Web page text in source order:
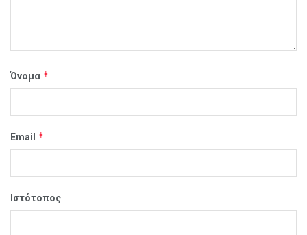
Όνομα *
Email *
Ιστότοπος